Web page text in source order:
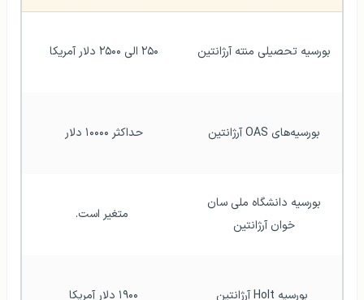
بورسیه تحصیلی منته آرژانتین ۲۵۰ الی ۲۵۰۰ دلار آمریکا
بورسیه‌های OAS آرژانتین حداکثر ۱۰۰۰۰ دلار
خوان آرژانتین
متغیر است.
بورسیه Holt آرژانتین ۱۹۰۰ دلار آمریکا